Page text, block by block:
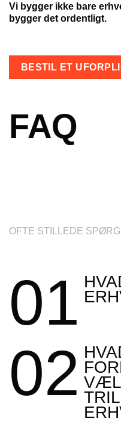
Vi bygger ikke bare
bygger det ordentligt.
BESTIL ET
FAQ
OFTE STILLEDE
01
02